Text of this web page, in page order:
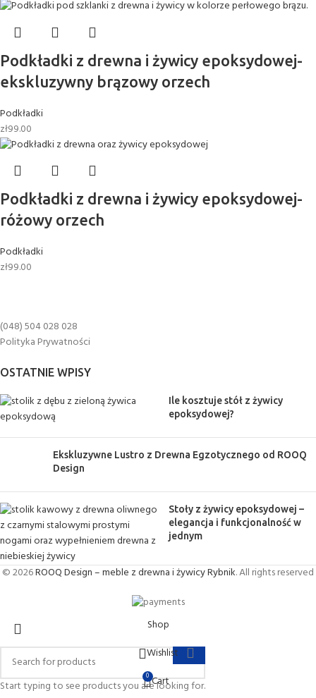
Podkładki z drewna i żywicy epoksydowej-
ekskluzywny brązowy orzech
Podkładki
zł99.00
Podkładki z drewna i żywicy epoksydowej-
różowy orzech
Podkładki
zł99.00
(048) 504 028 028
Polityka Prywatności
OSTATNIE WPISY
Ile kosztuje stół z żywicy
epoksydowej?
Ekskluzywne Lustro z Drewna Egzotycznego od ROOQ
Design
Stoły z żywicy epoksydowej –
elegancja i funkcjonalność w
jednym
© 2026ROOQ Design – meble z drewna i żywicy Rybnik. All rights reserved
Start typing to see products you are looking for.
Shop
Wishlist
0 Cart